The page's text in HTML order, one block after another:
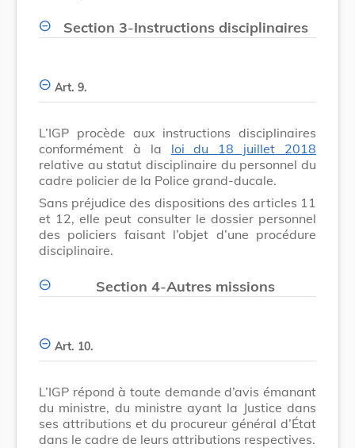
Section 3-Instructions disciplinaires
Art. 9.
L’IGP procède aux instructions disciplinaires
conformément à la loi du 18 juillet 2018
relative au statut disciplinaire du personnel du
cadre policier de la Police grand-ducale.
Sans préjudice des dispositions des articles 11
et 12, elle peut consulter le dossier personnel
des policiers faisant l’objet d’une procédure
disciplinaire.
Section 4-Autres missions
Art. 10.
L’IGP répond à toute demande d’avis émanant
du ministre, du ministre ayant la Justice dans
ses attributions et du procureur général d’État
dans le cadre de leurs attributions respectives.